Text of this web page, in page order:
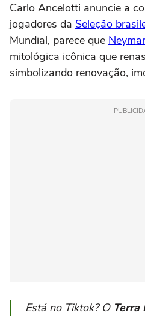
Carlo Ancelotti anuncie a
jogadores da Seleção
Mundial, parece que
mitológica icônica que
simbolizando renovação,
Está no Tiktok? O Terra